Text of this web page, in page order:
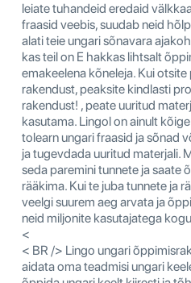
leiate tuhandeid eredaid
fraasid veebis, suudab neid
alati teie ungari sõnavara
kas teil on E hakkas lihtsalt
emakeelena kõneleja. Kui
rakendust, peaksite kindlasti
rakendust! , peate uuritud
kasutama. Lingol on ainult
tolearn ungari fraasid ja sõnad
ja tugevdada uuritud materjali.
seda paremini tunnete ja saate
rääkima. Kui te juba tunnete ja
veelgi suurem aeg arvata ja
neid miljonite kasutajatega
<
< BR /> Lingo ungari
aidata oma teadmisi ungari